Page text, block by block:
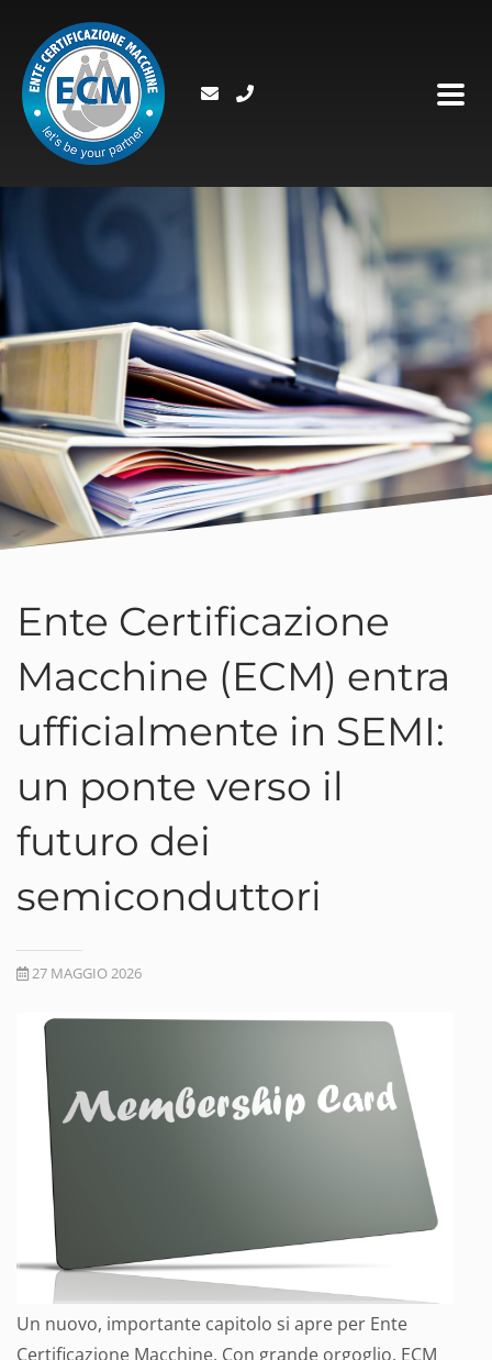
Ente Certificazione
Macchine (ECM) entra
ufficialmente in SEMI:
un ponte verso il
futuro dei
semiconduttori
27 MAGGIO 2026
Un nuovo, importante capitolo si apre per Ente
Certificazione Macchine. Con grande orgoglio, ECM